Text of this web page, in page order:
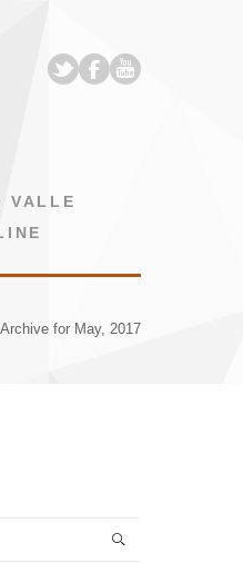
VALLE
Archive for May, 2017